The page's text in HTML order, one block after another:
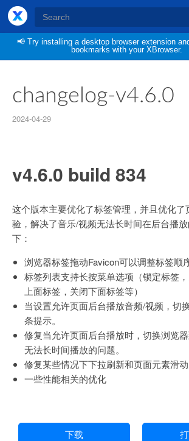
XBrowser
📢 Try installing a desktop browser extension
bookmarks with your XBrowser.
changelog-v4.6.0
2024-04-29
v4.6.0 build 834
这个版本主要优化了标签管理，并且优化
验，解决了音乐/视频无法长时间在后台播
下：
浏览器标签拖动Favicon可以调整标签顺
标签列表支持长按菜单选项（锁定标签
上面标签，关闭下面标签等）
当设置允许页面后台播放音频/视频，切
条提示。
修复当允许页面后台播放时，切换浏览
无法长时间播放的问题。
修复某些情况下下拉刷新和页面元素滑
一些性能相关的优化
下载